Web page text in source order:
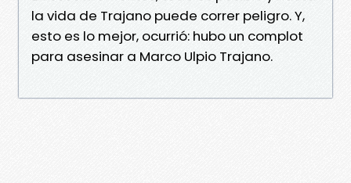
la vida de Trajano puede correr peligro. Y,
esto es lo mejor, ocurrió: hubo un complot
para asesinar a Marco Ulpio Trajano.